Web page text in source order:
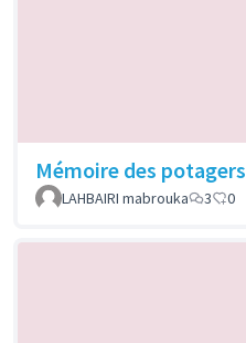
Mémoire des potagers
LAHBAIRI mabrouka
3 0